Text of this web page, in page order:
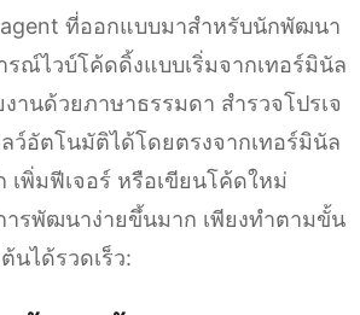
ที่ออกแบบมาสำหรับนักพัฒนา
รณ์ไวบ์โค้ดดิ้งแบบเริ่มจากเทอร์มินัล
านด้วยภาษาธรรมดา สำรวจโปรเจ
ว์อัตโนมัติได้โดยตรงจากเทอร์มินัล
เพิ่มฟีเจอร์ หรือเขียนโค้ดใหม่
ารพัฒนาง่ายขึ้นมาก เพียงทำตามขั้น
นได้รวดเร็ว: